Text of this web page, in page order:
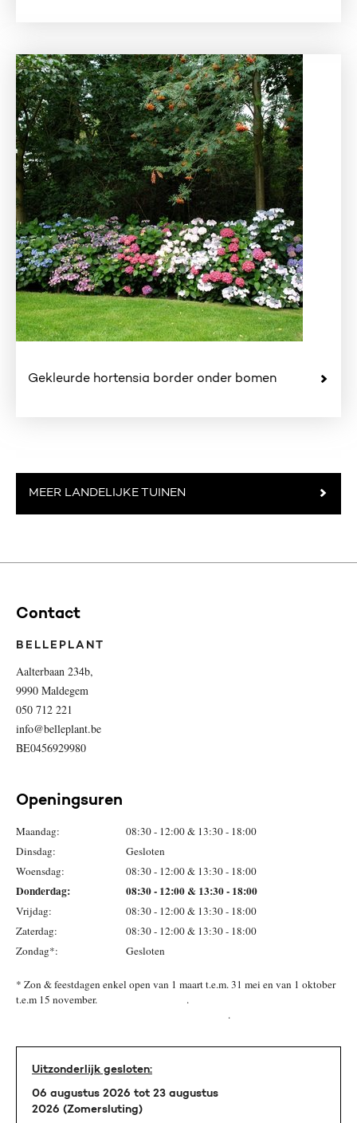
Gekleurde hortensia border onder bomen
MEER LANDELIJKE TUINEN
Contact
BELLEPLANT
Aalterbaan 234b,
9990 Maldegem
050 712 221
info@belleplant.be
BE0456929980
Openingsuren
Maandag:
08:30 - 12:00 & 13:30 - 18:00
Dinsdag:
Gesloten
Woensdag:
08:30 - 12:00 & 13:30 - 18:00
Donderdag: 08:30 - 12:00 & 13:30 - 18:00
Vrijdag:
08:30 - 12:00 & 13:30 - 18:00
Zaterdag:
08:30 - 12:00 & 13:30 - 18:00
Zondag*:
Gesloten
* Zon & feestdagen enkel open van 1 maart t.e.m. 31 mei en van 1 oktober
t.e.m 15 november. .
.
Uitzonderlijk gesloten:
06 augustus 2026 tot 23 augustus
2026 (Zomersluting)